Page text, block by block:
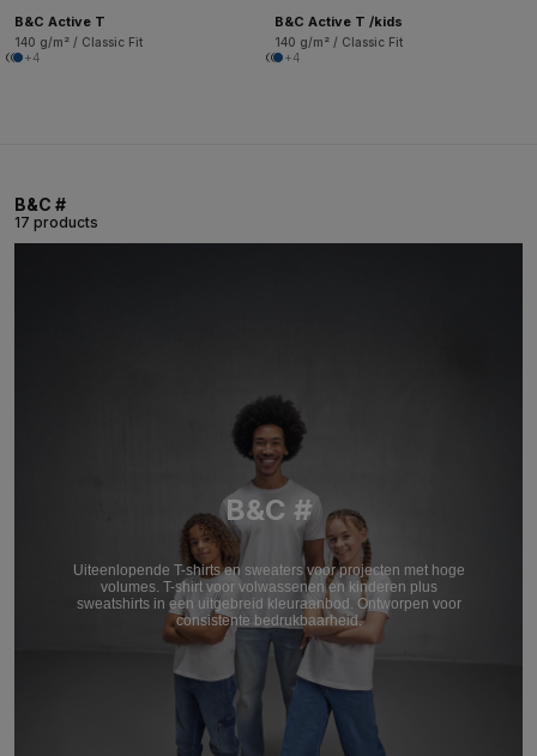
B&C Active T
140 g/m² / Classic Fit
+4
B&C Active T /kids
140 g/m² / Classic Fit
+4
B&C #
17 products
B&C #
Uiteenlopende T-shirts en sweaters voor projecten met hoge
volumes. T-shirt voor volwassenen en kinderen plus
sweatshirts in een uitgebreid kleuraanbod. Ontworpen voor
consistente bedrukbaarheid.